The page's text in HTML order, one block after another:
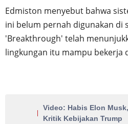
Edmiston menyebut bahwa
ini belum pernah digunakan di
'Breakthrough' telah
lingkungan itu mampu bekerja
Video: Habis Elon
Kritik Kebijakan Trump